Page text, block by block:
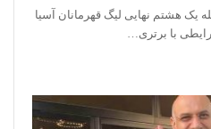
یک هشتم نهایی لیگ قهرمانان آسیا
با برتری…